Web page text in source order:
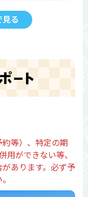
る
等）、特定の期
用ができない等、
あります。必ず予